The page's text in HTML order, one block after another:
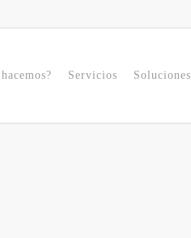
Servicios Soluciones